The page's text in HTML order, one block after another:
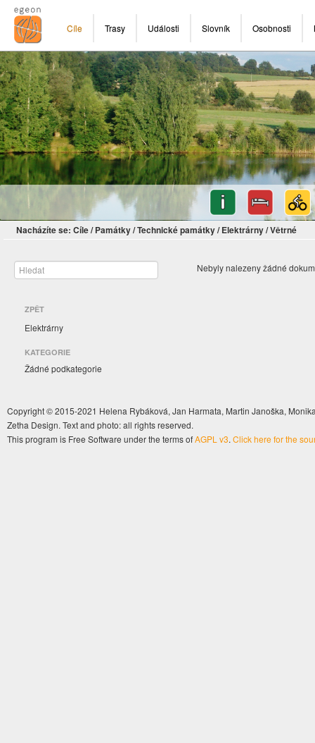
Cíle Trasy Události Slovník Osobnosti
Nacházíte se: Cíle/ Památky/Technické památky/ Elektrárny/Větrné
ZPĚT
Elektrárny
KATEGORIE
Žádné podkategorie
Nebyly nalezeny žádné
Copyright © 2015-2021 Helena Rybáková, Jan Harmata, Martin Janoška,
Zetha Design. Text and photo: all rights reserved.
This program is Free Software under the terms ofAGPL v3. Click here for the